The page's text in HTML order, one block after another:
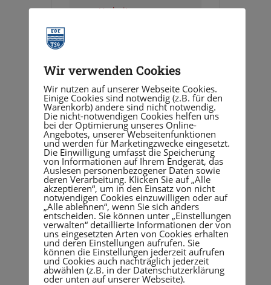
Vorbei!
19:00
VERANSTALTUNGSORT
Bistro
Erlenweg 30, 69124
Heidelberg
KATEGORIE
Abteilungsversamml
ung
Wir verwenden Cookies
Wir nutzen auf unserer Webseite Cookies.
Einige Cookies sind notwendig (z.B. für den
Warenkorb) andere sind nicht notwendig.
Die nicht-notwendigen Cookies helfen uns
bei der Optimierung unseres Online-
Angebotes, unserer Webseitenfunktionen
und werden für Marketingzwecke eingesetzt.
Die Einwilligung umfasst die Speicherung
von Informationen auf Ihrem Endgerät, das
Auslesen personenbezogener Daten sowie
deren Verarbeitung. Klicken Sie auf „Alle
akzeptieren“, um in den Einsatz von nicht
notwendigen Cookies einzuwilligen oder auf
„Alle ablehnen“, wenn Sie sich anders
entscheiden. Sie können unter „Einstellungen
verwalten“ detaillierte Informationen der von
uns eingesetzten Arten von Cookies erhalten
und deren Einstellungen aufrufen. Sie
können die Einstellungen jederzeit aufrufen
und Cookies auch nachträglich jederzeit
abwählen (z.B. in der Datenschutzerklärung
oder unten auf unserer Webseite).